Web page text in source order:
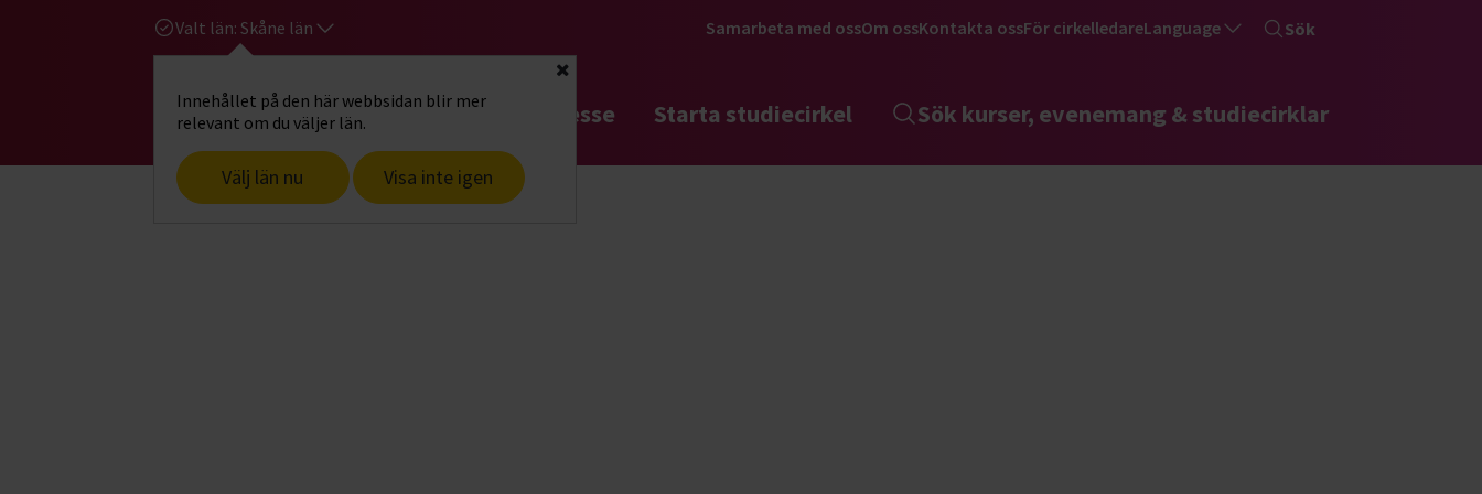
Valt län: Skåne län
Innehållet på den här webbsidan blir mer
relevant om du väljer län.
Välj län nu Visa inte igen
Stäng
Samarbeta med ossOm ossKontakta ossFör cirkelledareLanguage Sök
Gå till studiefrämjandets startsidaHitta intresse Starta studiecirkel Sök kurser, evenemang & studiecirklar